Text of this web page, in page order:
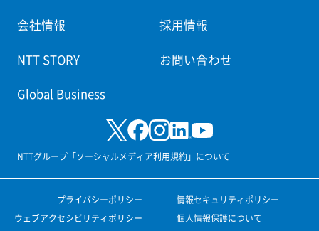
会社情報 採用情報
NTT STORY お問い合わせ
Global Business
NTTグループ「ソーシャルメディア利用規約」について
プライバシーポリシー
情報セキュリティポリシー
ウェブアクセシビリティポリシー
個人情報保護について